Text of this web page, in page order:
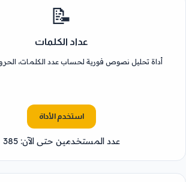
📝
عداد الكلمات
أداة تحليل نصوص فورية لحساب عدد الكلمات،
استخدم الأداة
عدد المستخدمين حتى الآن: 385